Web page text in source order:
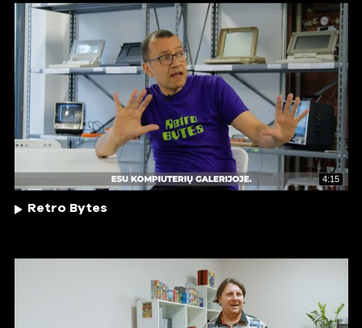
4:15
Retro Bytes